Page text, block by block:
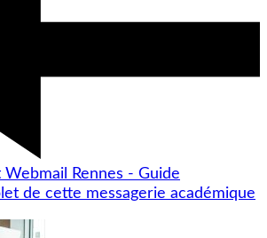
Webmail Rennes - Guide
de cette messagerie académique